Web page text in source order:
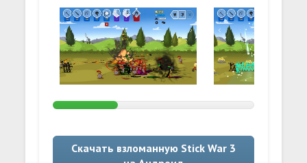
Скачать взломанную Stick War 3